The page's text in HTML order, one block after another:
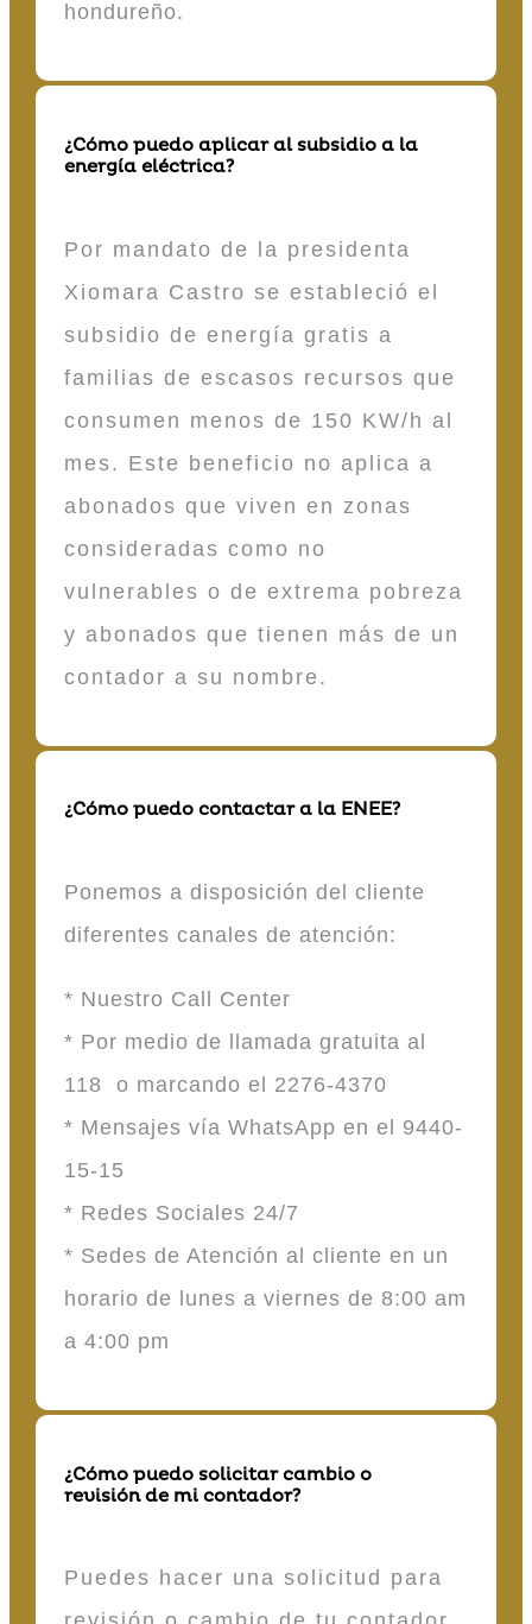
hondureño.
¿Cómo puedo aplicar al subsidio a la
energía eléctrica?
Por mandato de la presidenta
Xiomara Castro se estableció el
subsidio de energía gratis a
familias de escasos recursos que
consumen menos de 150 KW/h al
mes. Este beneficio no aplica a
abonados que viven en zonas
consideradas como no
vulnerables o de extrema pobreza
y abonados que tienen más de un
contador a su nombre.
¿Cómo puedo contactar a la ENEE?
Ponemos a disposición del cliente
diferentes canales de atención:
* Nuestro Call Center
* Por medio de llamada gratuita al
118 o marcando el 2276-4370
* Mensajes vía WhatsApp en el 9440-
15-15
* Redes Sociales 24/7
* Sedes de Atención al cliente en un
horario de lunes a viernes de 8:00 am
a 4:00 pm
¿Cómo puedo solicitar cambio o
revisión de mi contador?
Puedes hacer una solicitud para